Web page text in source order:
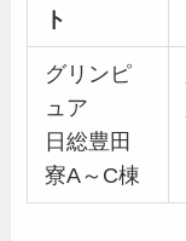
ト
グリンピ
ュア
日総豊田
寮A～C棟